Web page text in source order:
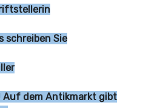
Sie?
.
Auf dem Antikmarkt gibt